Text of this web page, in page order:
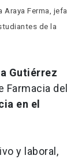
Araya Ferma, jefa
de la
Gutiérrez
del
en el
y laboral,